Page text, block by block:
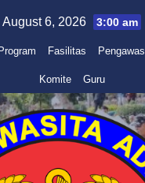
August 6, 2026 3:00 am
Program Fasilitas Pengawas
Komite Guru